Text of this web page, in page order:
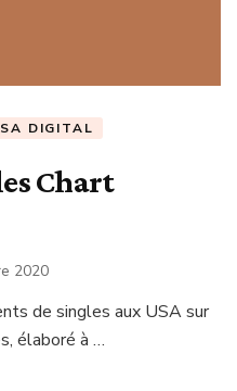
DIGITAL
Chart
2020
de singles aux USA sur
élaboré à …